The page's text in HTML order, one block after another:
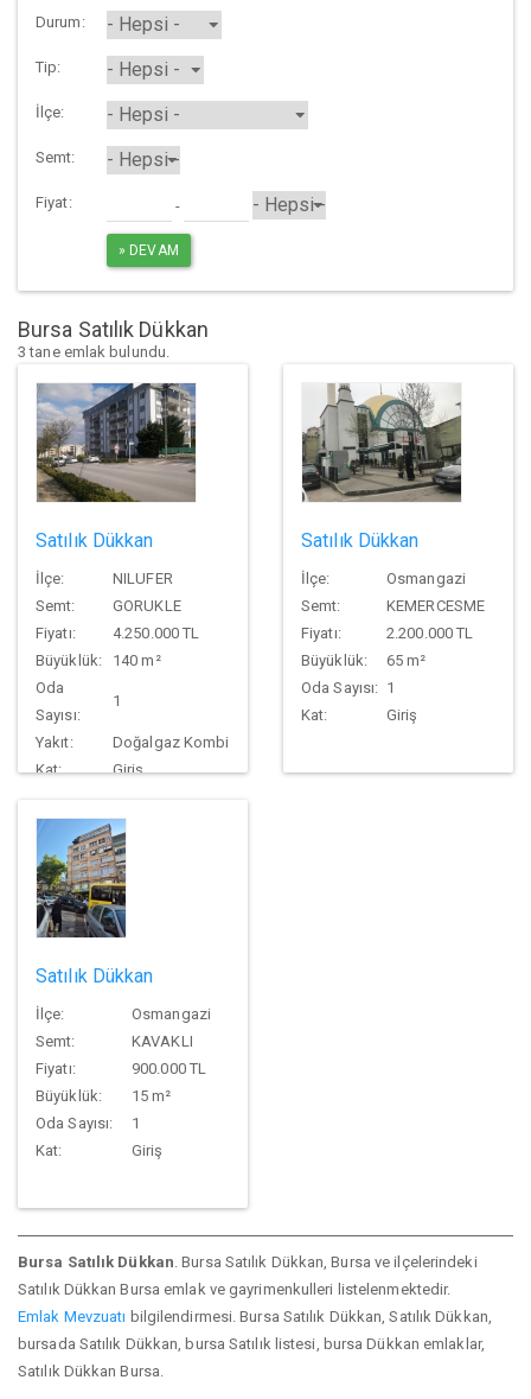
Durum:
Tip:
İlçe:
Semt:
Fiyat: -
Bursa Satılık Dükkan
3 tane emlak bulundu.
Satılık Dükkan
İlçe:
NILUFER
Semt:
GORUKLE
Fiyatı:
4.250.000 TL
Büyüklük:
140 m²
Oda
Sayısı:
1
Yakıt:
Doğalgaz Kombi
Kat:
Giriş
Satılık Dükkan
İlçe:
Osmangazi
Semt:
KEMERCESME
Fiyatı:
2.200.000 TL
Büyüklük:
65 m²
Oda Sayısı: 1
Kat:
Giriş
Satılık Dükkan
İlçe:
Osmangazi
Semt:
KAVAKLI
Fiyatı:
900.000 TL
Büyüklük:
15 m²
Oda Sayısı:
1
Kat:
Giriş
Bursa Satılık Dükkan. Bursa Satılık Dükkan, Bursa ve ilçelerindeki
Satılık Dükkan Bursa emlak ve gayrimenkulleri listelenmektedir.
Emlak Mevzuatı bilgilendirmesi. Bursa Satılık Dükkan, Satılık Dükkan,
bursada Satılık Dükkan, bursa Satılık listesi, bursa Dükkan emlaklar,
Satılık Dükkan Bursa.